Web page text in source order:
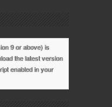
9 or above) is
the latest version
enabled in your